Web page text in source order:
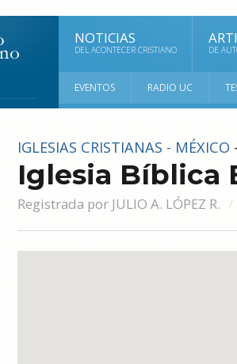
NOTICIAS
DEL ACONTECER CRISTIANO DE
EVENTOS RADIO UC
IGLESIAS CRISTIANAS - MÉXICO -
Iglesia Bíblica
Registrada por JULIO A. LÓPEZ R.